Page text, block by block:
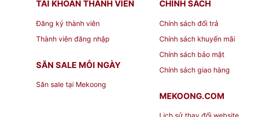
TÀI KHOÀN THÀNH VIÊN
Đăng ký thành viên
Thành viên đăng nhập
SĂN SALE MỖI NGÀY
Săn sale tại Mekoong
CHÍNH SÁCH
Chính sách đổi trả
Chính sách khuyến mãi
Chính sách bảo mật
Chính sách giao hàng
MEKOONG.COM
Lịch sử thay đổi website